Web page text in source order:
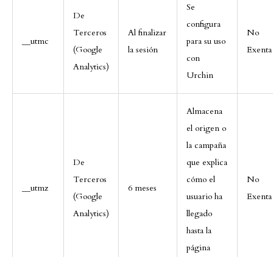
__utmc
De
Terceros
(Google
Analytics)
Al finalizar
la sesión
Se
configura
para su uso
con
Urchin
No
Exenta
__utmz
De
Terceros
(Google
Analytics)
6 meses
Almacena
el origen o
la campaña
que explica
cómo el
usuario ha
llegado
hasta la
página
No
Exenta